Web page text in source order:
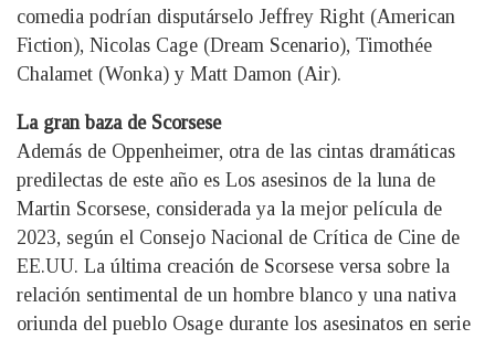
comedia podrían disputárselo Jeffrey Right (American
Fiction), Nicolas Cage (Dream Scenario), Timothée
Chalamet (Wonka) y Matt Damon (Air).
La gran baza de Scorsese
Además de Oppenheimer, otra de las cintas dramáticas
predilectas de este año es Los asesinos de la luna de
Martin Scorsese, considerada ya la mejor película de
2023, según el Consejo Nacional de Crítica de Cine de
EE.UU. La última creación de Scorsese versa sobre la
relación sentimental de un hombre blanco y una nativa
oriunda del pueblo Osage durante los asesinatos en serie